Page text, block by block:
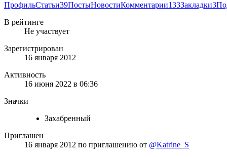
ПрофильСтатьи39ПостыНовостиКомментарии133Закладки3
В рейтинге
Не участвует
Зарегистрирован
16 января 2012
Активность
16 июня 2022 в 06:36
Значки
Захабренный
Приглашен
16 января 2012 по приглашению от @Katrine_S